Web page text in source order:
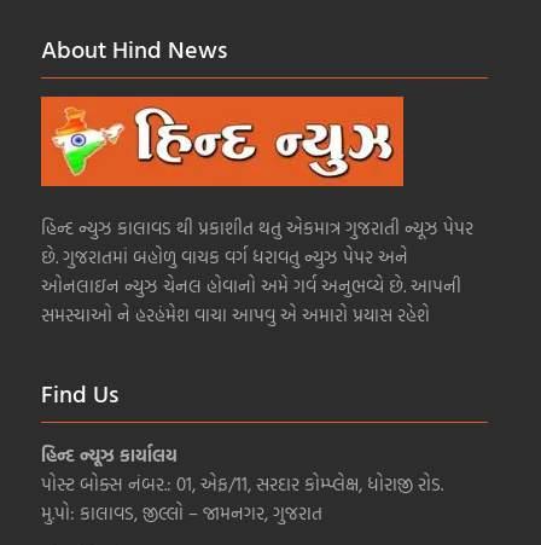
About Hind News
હિન્દ ન્યુઝ કાલાવડ થી પ્રકાશીત થતુ એકમાત્ર ગુજરાતી ન્યૂઝ પેપર
છે. ગુજરાતમાં બહોળુ વાચક વર્ગ ધરાવતુ ન્યુઝ પેપર અને
ઓનલાઇન ન્યુઝ ચેનલ હોવાનો અમે ગર્વ અનુભવ્યે છે. આપની
સમસ્યાઓ ને હરહંમેશ વાચા આપવુ એ અમારો પ્રયાસ રહેશે
Find Us
હિન્દ ન્યૂઝ કાર્યાલય
પોસ્ટ બોક્સ નંબર.: 01, એફ/11, સરદાર કોમ્પ્લેક્ષ, ધોરાજી રોડ.
મુ.પો: કાલાવડ, જીલ્લો – જામનગર, ગુજરાત